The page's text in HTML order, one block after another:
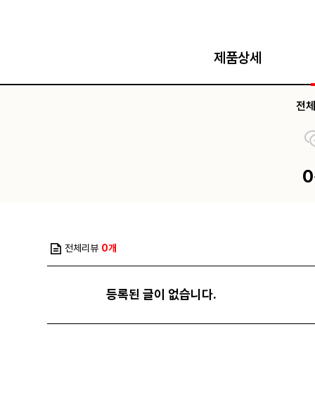
제품상세
전
전체리뷰 0개
등록된 글이 없습니다.